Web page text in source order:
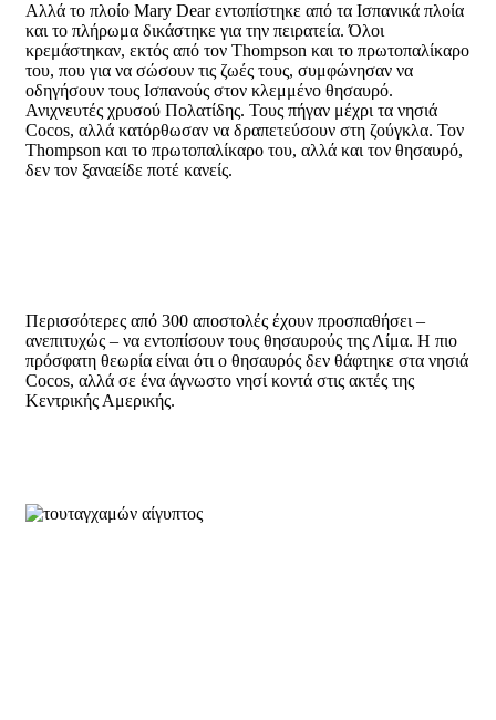
Αλλά το πλοίο Mary Dear εντοπίστηκε από τα Ισπανικά πλοία
και το πλήρωμα δικάστηκε για την πειρατεία. Όλοι
κρεμάστηκαν, εκτός από τον Thompson και το πρωτοπαλίκαρο
του, που για να σώσουν τις ζωές τους, συμφώνησαν να
οδηγήσουν τους Ισπανούς στον κλεμμένο θησαυρό.
Ανιχνευτές χρυσού Πολατίδης. Τους πήγαν μέχρι τα νησιά
Cocos, αλλά κατόρθωσαν να δραπετεύσουν στη ζούγκλα. Τον
Thompson και το πρωτοπαλίκαρο του, αλλά και τον θησαυρό,
δεν τον ξαναείδε ποτέ κανείς.
Περισσότερες από 300 αποστολές έχουν προσπαθήσει –
ανεπιτυχώς – να εντοπίσουν τους θησαυρούς της Λίμα. Η πιο
πρόσφατη θεωρία είναι ότι ο θησαυρός δεν θάφτηκε στα νησιά
Cocos, αλλά σε ένα άγνωστο νησί κοντά στις ακτές της
Κεντρικής Αμερικής.